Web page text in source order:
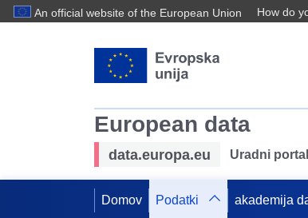
An official website of the European Union How do
European data
data.europa.eu Uradni
Domov Podatki akademija